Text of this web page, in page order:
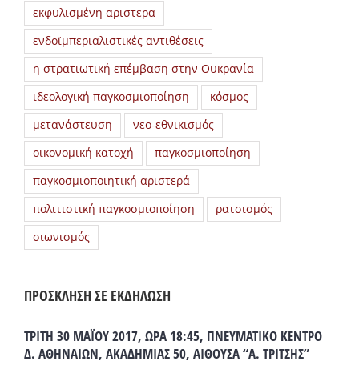
εκφυλισμένη αριστερα
ενδοϊμπεριαλιστικές αντιθέσεις
η στρατιωτική επέμβαση στην Ουκρανία
ιδεολογική παγκοσμιοποίηση
κόσμος
μετανάστευση
νεο-εθνικισμός
οικονομική κατοχή
παγκοσμιοποίηση
παγκοσμιοποιητική αριστερά
πολιτιστική παγκοσμιοποίηση
ρατσισμός
σιωνισμός
ΠΡΟΣΚΛΗΣΗ ΣΕ ΕΚΔΗΛΩΣΗ
ΤΡΙΤΗ 30 ΜΑΪΟΥ 2017, ΩΡΑ 18:45, ΠΝΕΥΜΑΤΙΚΟ ΚΕΝΤΡΟ
Δ. ΑΘΗΝΑΙΩΝ, ΑΚΑΔΗΜΙΑΣ 50, ΑΙΘΟΥΣΑ “Α. ΤΡΙΤΣΗΣ”